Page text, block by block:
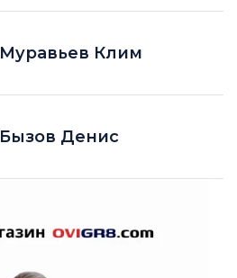
Муравьев Клим
Бызов Денис